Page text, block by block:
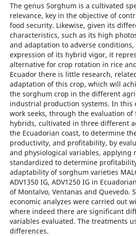
The genus Sorghum is a cultivated
relevance, key in the objective of
food security. Likewise, given its
characteristics, such as its high
and adaptation to adverse
expression of its hybrid vigor, it
alternative for crop rotation in rice
Ecuador there is little research,
adaptation of this crop, which will
the sorghum crop in the different
industrial production systems. In this
work seeks, through the evaluation
hybrids, cultivated in three different
the Ecuadorian coast, to determine
productivity, and profitability, by
and physiological variables, applying
standardized to determine
adaptability of sorghum varieties
ADV1350 IG, ADV1250 IG in
of Montalvo, Ventanas and Quevedo.
economic analyzes were carried out
where indeed there are significant
variables evaluated. The treatments
differences.